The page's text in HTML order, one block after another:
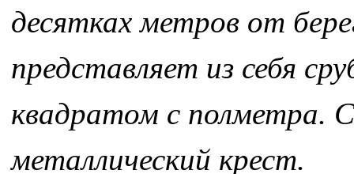
десятках метров от
представляет из себя
квадратом с полметра.
металлический крест.